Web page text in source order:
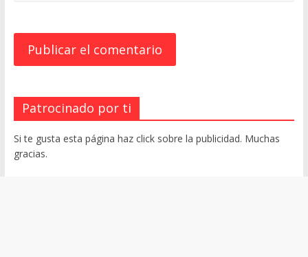
Patrocinado por ti
Si te gusta esta página haz click sobre la publicidad. Muchas
gracias.